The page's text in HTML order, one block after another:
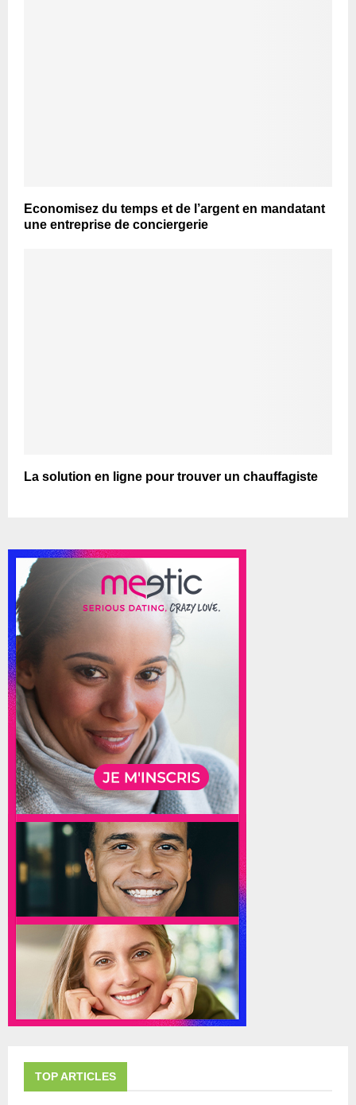
Economisez du temps et de l’argent en mandatant
une entreprise de conciergerie
La solution en ligne pour trouver un chauffagiste
TOP ARTICLES